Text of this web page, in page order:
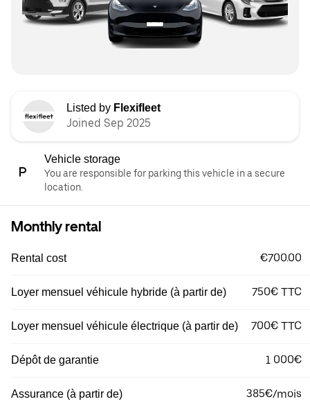
Listed by Flexifleet
Joined Sep 2025
Vehicle storage
You are responsible for parking this vehicle in a secure
location.
Monthly rental
Rental cost €700.00
Loyer mensuel véhicule hybride (à partir de) 750€ TTC
Loyer mensuel véhicule électrique (à partir de) 700€ TTC
Dépôt de garantie 1 000€
Assurance (à partir de) 385€/mois